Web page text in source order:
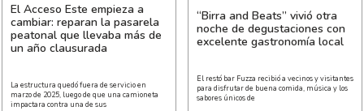
El Acceso Este empieza a
cambiar: reparan la pasarela
peatonal que llevaba más de
un año clausurada
La estructura quedó fuera de servicio en
marzo de 2025, luego de que una camioneta
impactara contra una de sus
“Birra and Beats” vivió otra
noche de degustaciones con
excelente gastronomía local
El restó bar Fuzza recibió a vecinos y visitantes
para disfrutar de buena comida, música y los
sabores únicos de